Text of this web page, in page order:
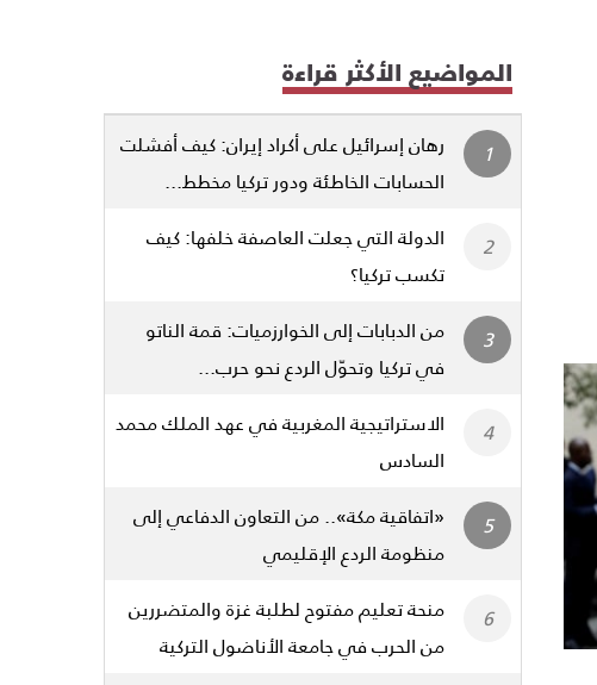
المواضيع الأكثر قراءة
رهان إسرائيل على أكراد إيران: كيف أفشلت
الحسابات الخاطئة ودور تركيا مخطط...
الدولة التي جعلت العاصفة خلفها: كيف
تكسب تركيا؟
من الدبابات إلى الخوارزميات: قمة الناتو
في تركيا وتحوّل الردع نحو حرب...
الاستراتيجية المغربية في عهد الملك محمد
السادس
«اتفاقية مكة».. من التعاون الدفاعي إلى
منظومة الردع الإقليمي
منحة تعليم مفتوح لطلبة غزة والمتضررين
من الحرب في جامعة الأناضول التركية